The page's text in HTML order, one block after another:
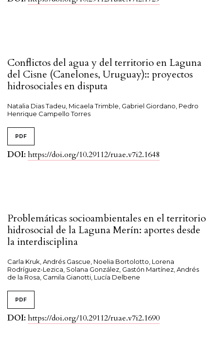
Conflictos del agua y del territorio en Laguna
del Cisne (Canelones, Uruguay):: proyectos
hidrosociales en disputa
Natalia Dias Tadeu, Micaela Trimble, Gabriel Giordano, Pedro
Henrique Campello Torres
PDF
DOI: https://doi.org/10.29112/ruae.v7i2.1648
Problemáticas socioambientales en el territorio
hidrosocial de la Laguna Merín: aportes desde
la interdisciplina
Carla Kruk, Andrés Gascue, Noelia Bortolotto, Lorena
Rodríguez-Lezica, Solana González, Gastón Martínez, Andrés
de la Rosa, Camila Gianotti, Lucía Delbene
PDF
DOI: https://doi.org/10.29112/ruae.v7i2.1690